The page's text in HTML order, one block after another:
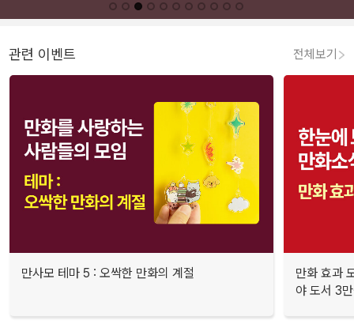
관련 이벤트 전체보기
만사모 테마 5 : 오싹한 만화의 계절
만화 효과
야 도서 3